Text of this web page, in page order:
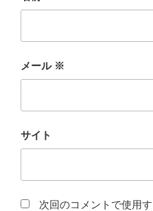
メール ※
サイト
次回のコメントで使用